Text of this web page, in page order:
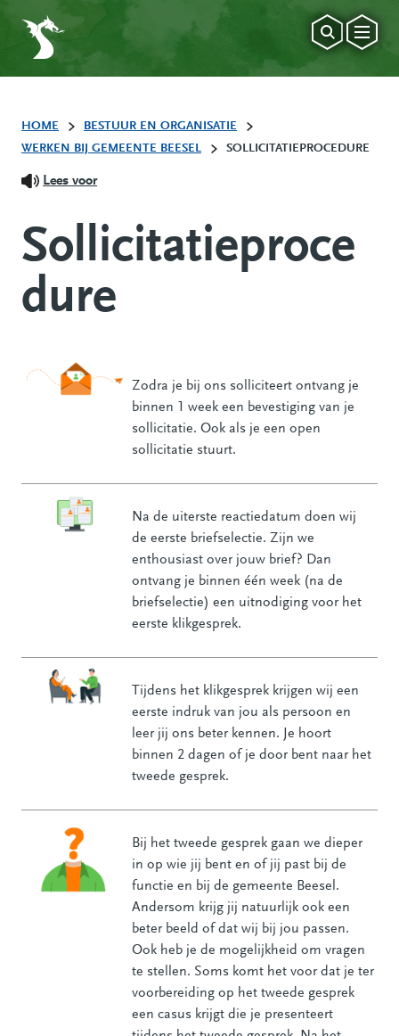
HOME
BESTUUR EN ORGANISATIE
WERKEN BIJ GEMEENTE BEESEL
SOLLICITATIEPROCEDURE
Lees voor
Sollicitatieproce
dure
Zodra je bij ons solliciteert ontvang je
binnen 1 week een bevestiging van je
sollicitatie. Ook als je een open
sollicitatie stuurt.
Na de uiterste reactiedatum doen wij
de eerste briefselectie. Zijn we
enthousiast over jouw brief? Dan
ontvang je binnen één week (na de
briefselectie) een uitnodiging voor het
eerste klikgesprek.
Tijdens het klikgesprek krijgen wij een
eerste indruk van jou als persoon en
leer jij ons beter kennen. Je hoort
binnen 2 dagen of je door bent naar het
tweede gesprek.
Bij het tweede gesprek gaan we dieper
in op wie jij bent en of jij past bij de
functie en bij de gemeente Beesel.
Andersom krijg jij natuurlijk ook een
beter beeld of dat wij bij jou passen.
Ook heb je de mogelijkheid om vragen
te stellen. Soms komt het voor dat je ter
voorbereiding op het tweede gesprek
een casus krijgt die je presenteert